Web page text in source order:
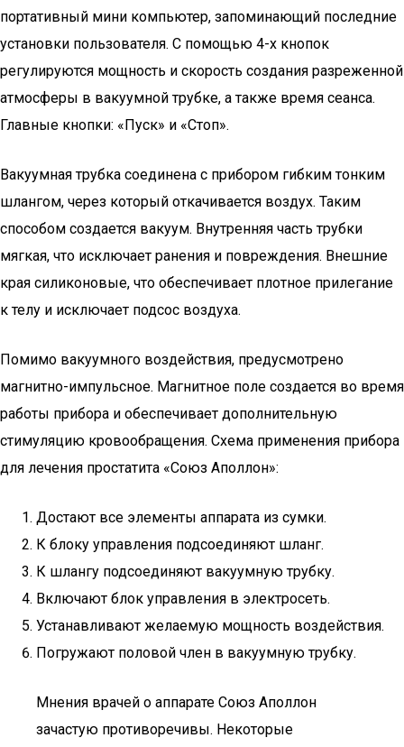
портативный мини компьютер, запоминающий последние
установки пользователя. С помощью 4-х кнопок
регулируются мощность и скорость создания разреженной
атмосферы в вакуумной трубке, а также время сеанса.
Главные кнопки: «Пуск» и «Стоп».
Вакуумная трубка соединена с прибором гибким тонким
шлангом, через который откачивается воздух. Таким
способом создается вакуум. Внутренняя часть трубки
мягкая, что исключает ранения и повреждения. Внешние
края силиконовые, что обеспечивает плотное прилегание
к телу и исключает подсос воздуха.
Помимо вакуумного воздействия, предусмотрено
магнитно-импульсное. Магнитное поле создается во время
работы прибора и обеспечивает дополнительную
стимуляцию кровообращения. Схема применения прибора
для лечения простатита «Союз Аполлон»:
Достают все элементы аппарата из сумки.
К блоку управления подсоединяют шланг.
К шлангу подсоединяют вакуумную трубку.
Включают блок управления в электросеть.
Устанавливают желаемую мощность воздействия.
Погружают половой член в вакуумную трубку.
Мнения врачей о аппарате Союз Аполлон
зачастую противоречивы. Некоторые